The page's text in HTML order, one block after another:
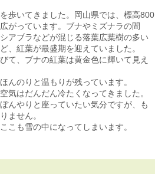
歩いてきました。岡山県では、標高800
がっています。ブナやミズナラの間
アブラなどが混じる落葉広葉樹の多い
、紅葉が最盛期を迎えていました。
て、ブナの紅葉は黄金色に輝いて見え
んのりと温もりが残っています。
気はだんだん冷たくなってきました。
んやりと座っていたい気分ですが、も
ません。
こも雪の中になってしまいます。